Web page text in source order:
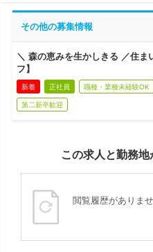
その他の募集情報
＼ 森の恵みを生かしきる ／住ま
フ】
新着 正社員 職種・業種未経験OK
第二新卒歓迎
この求人と勤務
閲覧履歴がありま